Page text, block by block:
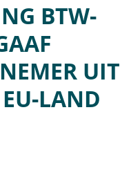
BTW-
UIT
LAND